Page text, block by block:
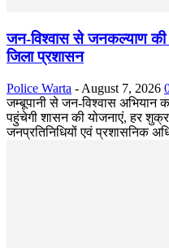
जन-विश्वास से जनकल्याण की
जिला प्रशासन
Police Warta - August 7, 2026
जम्बूपानी से जन-विश्वास अभियान
पहुंचेगी शासन की योजनाएं, हर
जनप्रतिनिधियों एवं प्रशासनिक